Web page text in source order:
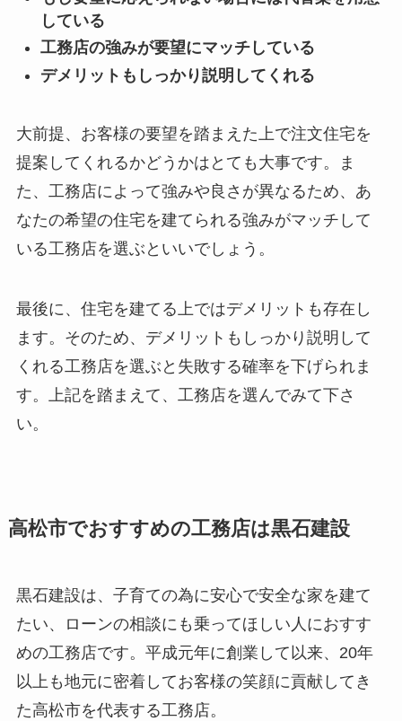
している
工務店の強みが要望にマッチしている
デメリットもしっかり説明してくれる
大前提、お客様の要望を踏まえた上で注文住宅を
提案してくれるかどうかはとても大事です。ま
た、工務店によって強みや良さが異なるため、あ
なたの希望の住宅を建てられる強みがマッチして
いる工務店を選ぶといいでしょう。
最後に、住宅を建てる上ではデメリットも存在し
ます。そのため、デメリットもしっかり説明して
くれる工務店を選ぶと失敗する確率を下げられま
す。上記を踏まえて、工務店を選んでみて下さ
い。
高松市でおすすめの工務店は黒石建設
黒石建設は、子育ての為に安心で安全な家を建て
たい、ローンの相談にも乗ってほしい人におすす
めの工務店です。平成元年に創業して以来、20年
以上も地元に密着してお客様の笑顔に貢献してき
た高松市を代表する工務店。